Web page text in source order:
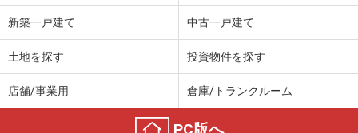
新築一戸建て 中古一戸建て
土地を探す 投資物件を探す
店舗/事業用 倉庫/トランクルーム
PC版へ